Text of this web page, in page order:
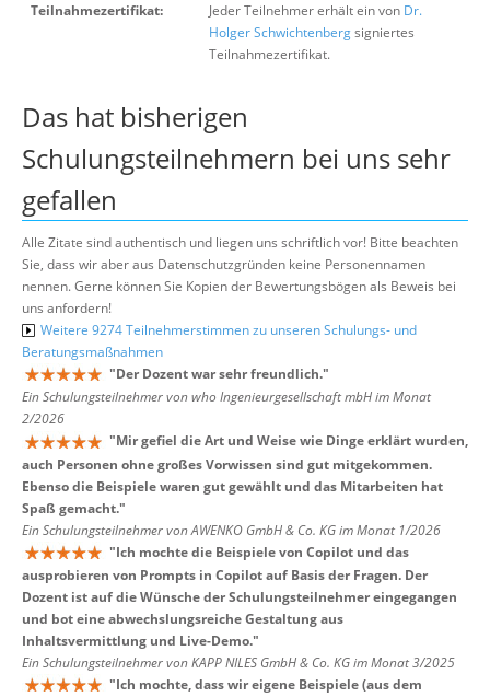
Teilnahmezertifikat: Jeder Teilnehmer erhält ein von Dr.
Holger Schwichtenbergsigniertes
Teilnahmezertifikat.
Das hat bisherigen
Schulungsteilnehmern bei uns sehr
gefallen
Alle Zitate sind authentisch und liegen uns schriftlich vor! Bitte beachten
Sie, dass wir aber aus Datenschutzgründen keine Personennamen
nennen. Gerne können Sie Kopien der Bewertungsbögen als Beweis bei
uns anfordern!
Weitere 9274 Teilnehmerstimmen zu unseren Schulungs- und
Beratungsmaßnahmen
"Der Dozent war sehr freundlich."
Ein Schulungsteilnehmer von who Ingenieurgesellschaft mbH im Monat
2/2026
"Mir gefiel die Art und Weise wie Dinge erklärt wurden,
auch Personen ohne großes Vorwissen sind gut mitgekommen.
Ebenso die Beispiele waren gut gewählt und das Mitarbeiten hat
Spaß gemacht."
Ein Schulungsteilnehmer von AWENKO GmbH & Co. KG im Monat 1/2026
"Ich mochte die Beispiele von Copilot und das
ausprobieren von Prompts in Copilot auf Basis der Fragen. Der
Dozent ist auf die Wünsche der Schulungsteilnehmer eingegangen
und bot eine abwechslungsreiche Gestaltung aus
Inhaltsvermittlung und Live-Demo."
Ein Schulungsteilnehmer von KAPP NILES GmbH & Co. KG im Monat 3/2025
"Ich mochte, dass wir eigene Beispiele (aus dem